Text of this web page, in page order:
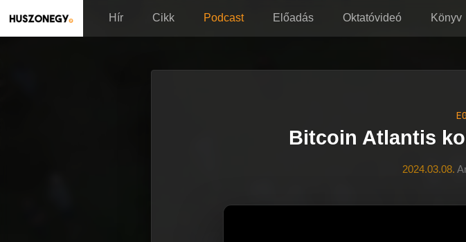
Hír Cikk Podcast Előadás Oktatóvideó Könyv
Bitcoin Atlantis
2024.03.08.